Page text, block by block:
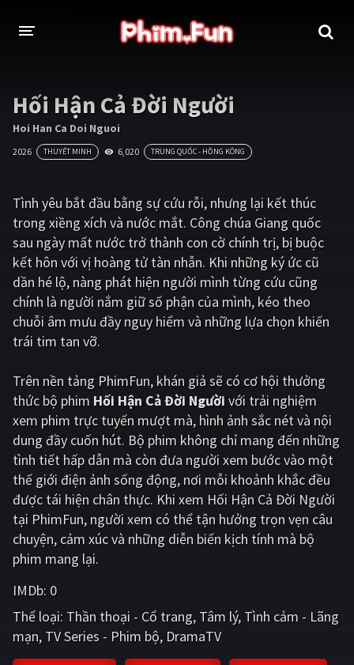
THỂ LOẠI
Thần thoại - Cổ trang
Tâm lý Chiến tranh
Kinh dị Tội phạm - Hình sự
Phiêu lưu Hài hước
Viễn tưởng Khoa học - Tài liệu
Hoạt hình Thể thao
Tình cảm - Lãng mạn
Giật gân Gia đình
Lịch sử
Viễn Tây Tiểu sử
GameShow DramaTV
QUỐC GIA
Âu - Mỹ Trung Quốc - Hồng Kông
Hàn Quốc
Ấn Độ Việt Nam
Tổng hợp
Hối Hận Cả Đời Người
Hoi Han Ca Doi Nguoi
2026 THUYẾT MINH 6,020 TRUNG QUỐC - HỒNG KÔNG
Tình yêu bắt đầu bằng sự cứu rỗi, nhưng lại kết thúc
trong xiềng xích và nước mắt. Công chúa Giang quốc
sau ngày mất nước trở thành con cờ chính trị, bị buộc
kết hôn với vị hoàng tử tàn nhẫn. Khi những ký ức cũ
dần hé lộ, nàng phát hiện người mình từng cứu cũng
chính là người nắm giữ số phận của mình, kéo theo
chuỗi âm mưu đầy nguy hiểm và những lựa chọn khiến
trái tim tan vỡ.
Trên nền tảng PhimFun, khán giả sẽ có cơ hội thưởng
thức bộ phim Hối Hận Cả Đời Người với trải nghiệm
xem phim trực tuyến mượt mà, hình ảnh sắc nét và nội
dung đầy cuốn hút. Bộ phim không chỉ mang đến những
tình tiết hấp dẫn mà còn đưa người xem bước vào một
thế giới điện ảnh sống động, nơi mỗi khoảnh khắc đều
được tái hiện chân thực. Khi xem Hối Hận Cả Đời Người
tại PhimFun, người xem có thể tận hưởng trọn vẹn câu
chuyện, cảm xúc và những diễn biến kịch tính mà bộ
phim mang lại.
IMDb: 0
Thể loại: Thần thoại - Cổ trang Tâm lý Tình cảm - Lãng
mạn TV Series - Phim bộ DramaTV